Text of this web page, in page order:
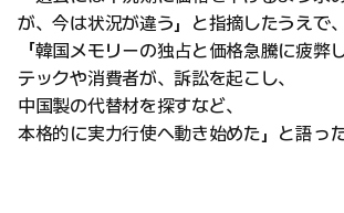
が、今は状況が違う」と指摘したうえで、
「韓国メモリーの独占と価格急騰に疲弊
テックや消費者が、訴訟を起こし、
中国製の代替材を探すなど、
本格的に実力行使へ動き始めた」と語った